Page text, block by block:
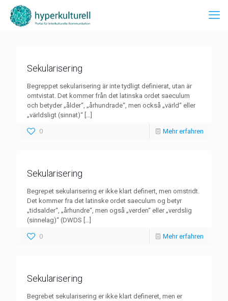
Sekularisering
Begreppet sekularisering är inte tydligt definierat, utan är
omtvistat. Det kommer från det latinska ordet saeculum
och betyder „ålder“, „århundrade“, men också „värld“ eller
„världsligt (sinnat)“ […]
0 Mehr erfahren
Sekularisering
Begrepet sekularisering er ikke klart definert, men omstridt.
Det kommer fra det latinske ordet saeculum og betyr
„tidsalder“, „århundre“, men også „verden“ eller „verdslig
(sinnelag)“ (DWDS […]
0 Mehr erfahren
Sekularisering
Begrebet sekularisering er ikke klart defineret, men er